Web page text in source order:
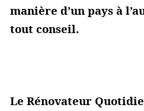
manière d’un pays à
tout conseil.
Le Rénovateur